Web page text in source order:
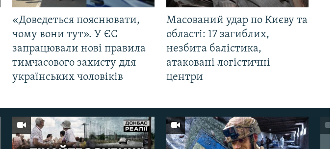
«Доведеться пояснювати,
чому вони тут». У ЄС
запрацювали нові правила
тимчасового захисту для
українських чоловіків
Масований удар по Києву та
області: 17 загиблих,
незбита балістика,
атаковані логістичні
центри